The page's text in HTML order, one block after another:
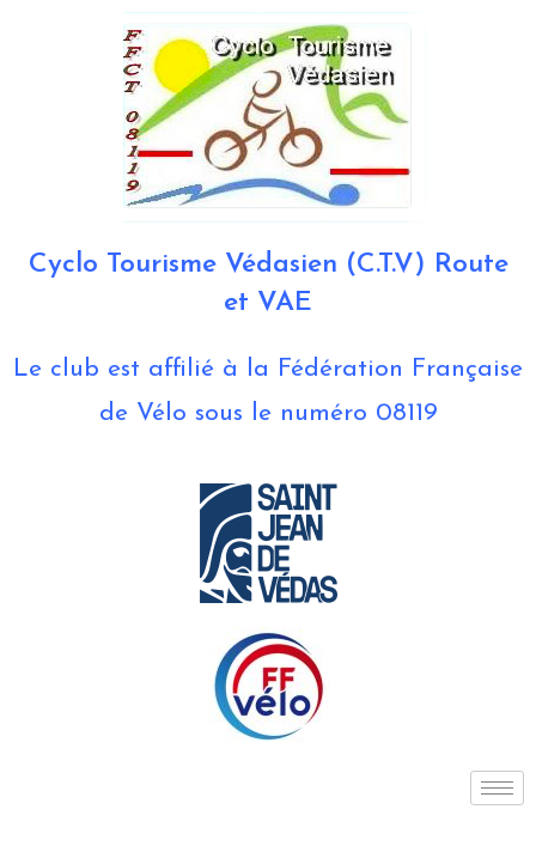
Cyclo Tourisme Védasien (C.T.V) Route
et VAE
Le club est affilié à la Fédération Française
de Vélo sous le numéro 08119